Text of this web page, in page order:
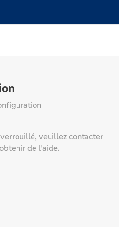
veuillez contacter
de l'aide.